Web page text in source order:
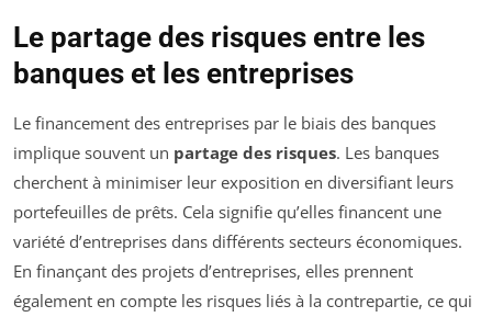
Le partage des risques entre les
banques et les entreprises
Le financement des entreprises par le biais des banques
implique souvent un partage des risques. Les banques
cherchent à minimiser leur exposition en diversifiant leurs
portefeuilles de prêts. Cela signifie qu’elles financent une
variété d’entreprises dans différents secteurs économiques.
En finançant des projets d’entreprises, elles prennent
également en compte les risques liés à la contrepartie, ce qui